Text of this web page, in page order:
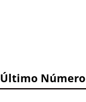
Último Número